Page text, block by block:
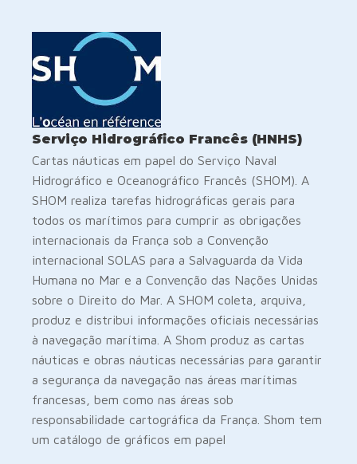
Serviço Hidrográfico Francês (HNHS)
Cartas náuticas em papel do Serviço Naval
Hidrográfico e Oceanográfico Francês (SHOM). A
SHOM realiza tarefas hidrográficas gerais para
todos os marítimos para cumprir as obrigações
internacionais da França sob a Convenção
internacional SOLAS para a Salvaguarda da Vida
Humana no Mar e a Convenção das Nações Unidas
sobre o Direito do Mar. A SHOM coleta, arquiva,
produz e distribui informações oficiais necessárias
à navegação marítima. A Shom produz as cartas
náuticas e obras náuticas necessárias para garantir
a segurança da navegação nas áreas marítimas
francesas, bem como nas áreas sob
responsabilidade cartográfica da França. Shom tem
um catálogo de gráficos em papel